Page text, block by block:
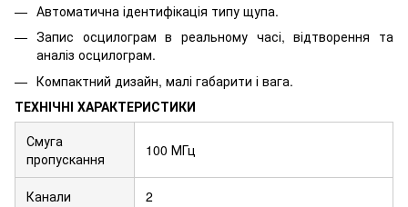
Автоматична ідентифікація типу щупа.
Запис осцилограм в реальному часі, відтворення та
аналіз осцилограм.
Компактний дизайн, малі габарити і вага.
ТЕХНІЧНІ ХАРАКТЕРИСТИКИ
Смуга
пропускання
100 МГц
Канали 2